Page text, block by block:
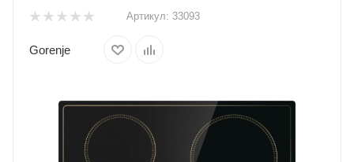
Артикул: 33093
Gorenje